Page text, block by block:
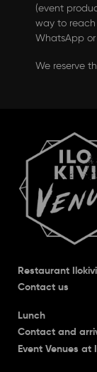
(event
way to
WhatsApp
We reserve
Restaurant Ilokivi
Contact us
Lunch
Contact and
Event Venues at